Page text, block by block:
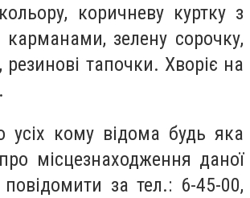
коричневу куртку з
зелену сорочку,
тапочки. Хворіє на
усіх кому відома будь яка
місцезнаходження даної
за тел.: 6-45-00,